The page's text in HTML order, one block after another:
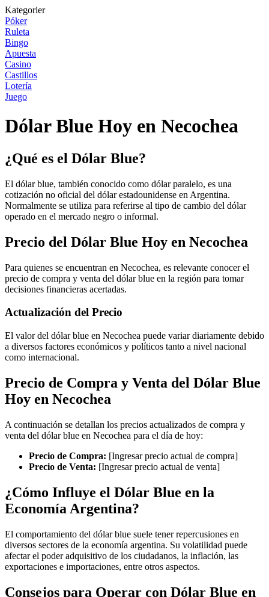
Kategorier
Póker
Ruleta
Bingo
Apuesta
Casino
Castillos
Lotería
Juego
Dólar Blue Hoy en Necochea
¿Qué es el Dólar Blue?
El dólar blue, también conocido como dólar paralelo, es una
cotización no oficial del dólar estadounidense en Argentina.
Normalmente se utiliza para referirse al tipo de cambio del dólar
operado en el mercado negro o informal.
Precio del Dólar Blue Hoy en Necochea
Para quienes se encuentran en Necochea, es relevante conocer el
precio de compra y venta del dólar blue en la región para tomar
decisiones financieras acertadas.
Actualización del Precio
El valor del dólar blue en Necochea puede variar diariamente debido
a diversos factores económicos y políticos tanto a nivel nacional
como internacional.
Precio de Compra y Venta del Dólar Blue
Hoy en Necochea
A continuación se detallan los precios actualizados de compra y
venta del dólar blue en Necochea para el día de hoy:
Precio de Compra: [Ingresar precio actual de compra]
Precio de Venta: [Ingresar precio actual de venta]
¿Cómo Influye el Dólar Blue en la
Economía Argentina?
El comportamiento del dólar blue suele tener repercusiones en
diversos sectores de la economía argentina. Su volatilidad puede
afectar el poder adquisitivo de los ciudadanos, la inflación, las
exportaciones e importaciones, entre otros aspectos.
Consejos para Operar con Dólar Blue en